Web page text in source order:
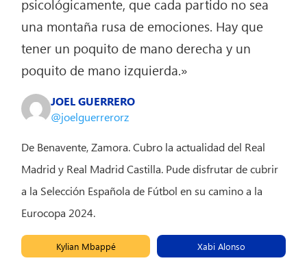
psicológicamente, que cada partido no sea
una montaña rusa de emociones. Hay que
tener un poquito de mano derecha y un
poquito de mano izquierda.»
JOEL GUERRERO
@joelguerrerorz
De Benavente, Zamora. Cubro la actualidad del Real
Madrid y Real Madrid Castilla. Pude disfrutar de cubrir
a la Selección Española de Fútbol en su camino a la
Eurocopa 2024.
Kylian Mbappé Xabi Alonso